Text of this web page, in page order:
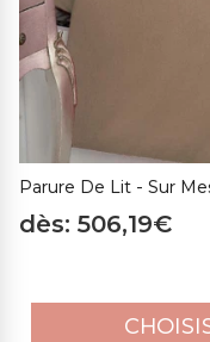
Parure De Lit - Sur
dès: 506,19€